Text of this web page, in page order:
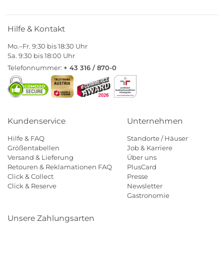
Hilfe & Kontakt
Mo.–Fr. 9:30 bis 18:30 Uhr
Sa. 9:30 bis 18:00 Uhr
Telefonnummer: + 43 316 / 870-0
Kundenservice
Hilfe & FAQ
Größentabellen
Versand & Lieferung
Retouren & Reklamationen FAQ
Click & Collect
Click & Reserve
Unternehmen
Standorte / Häuser
Job & Karriere
Über uns
PlusCard
Presse
Newsletter
Gastronomie
Unsere Zahlungsarten